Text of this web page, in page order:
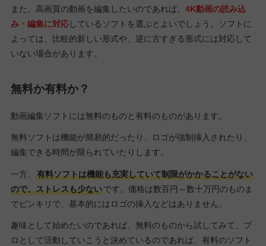
また、高画質の動画を編集したいのであれば、 4K動画の読み込
み・編集に対応しているソフトを選ぶとよいでしょう。ソフトに
よっては、比較的新しい形式や、逆に古すぎる形式には対応して
いない場合があります。
無料か有料か？
動画編集ソフトには無料のものと有料のものがあります。
無料ソフトは機能が簡易的だったり、ロゴが強制挿入されたり、
編集できる時間が限られていたりします。
一方、
有料ソフトは機能も充実していて制限がかかることがない
ので、ストレスも少ないです。価格は数百円～数十万円のものま
でピンキリで、基本的にはロゴの挿入などはありません。
趣味として始めたいのであれば、無料のものから試してみて、プ
ロとして活動していこうと決めているのであれば、有料のソフト